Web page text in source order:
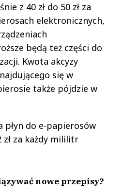
z 40 zł do 50 zł za
elektronicznych,
będą też części do
Kwota akcyzy
się w
także pójdzie w
płyn do e-papierosów
zł za każdy mililitr
nowe przepisy?